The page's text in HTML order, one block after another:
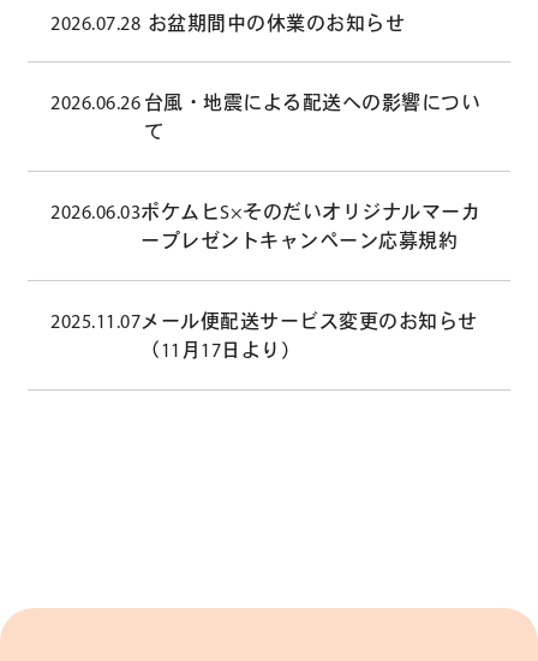
2026.07.28 お盆期間中の休業のお知らせ
2026.06.26 台風・地震による配送への影響につい
て
2026.06.03ポケムヒS×そのだいオリジナルマーカ
ープレゼントキャンペーン応募規約
2025.11.07メール便配送サービス変更のお知らせ
（11月17日より）